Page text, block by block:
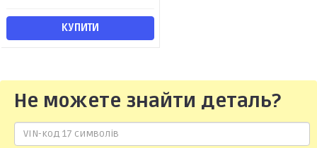
КУПИТИ
Не можете знайти деталь?